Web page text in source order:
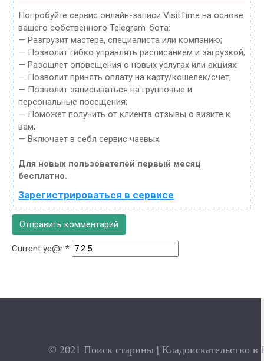
Попробуйте сервис онлайн-записи VisitTime на основе
вашего собственного Telegram-бота:
— Разгрузит мастера, специалиста или компанию;
— Позволит гибко управлять расписанием и загрузкой;
— Разошлет оповещения о новых услугах или акциях;
— Позволит принять оплату на карту/кошелек/счет;
— Позволит записываться на групповые и
персональные посещения;
— Поможет получить от клиента отзывы о визите к
вам;
— Включает в себя сервис чаевых.
Для новых пользователей первый месяц
бесплатно.
Зарегистрироваться в сервисе
Current ye@r *
© 2021 Поиск старины | Кладоискательство в